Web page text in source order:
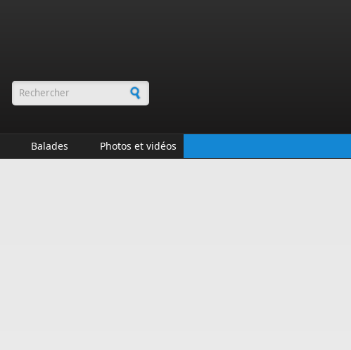
Formulaire de recherche
Balades Photos et vidéos